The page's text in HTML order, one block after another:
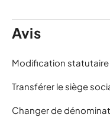
Avis
Modification statutaire
Transférer le siège
Changer de